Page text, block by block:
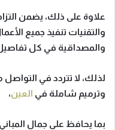
علاوة على ذلك، يضمن
والتقنيات تنفيذ جميع
والمصداقية في كل تفاصيل
لذلك، لا تتردد في التواصل
وترميم شاملة في العين،
بما يحافظ على جمال